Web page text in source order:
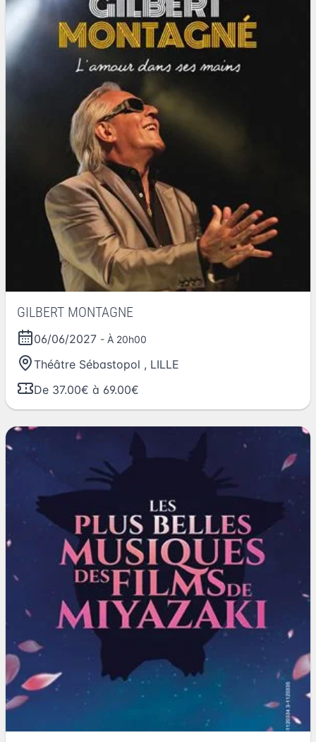
GILBERT MONTAGNE
06/06/2027 - À 20h00
Théâtre Sébastopol , LILLE
De 37.00€ à 69.00€